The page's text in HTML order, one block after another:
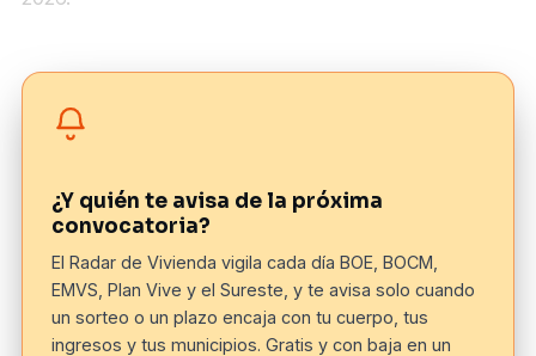
¿Y quién te avisa de la próxima
convocatoria?
El Radar de Vivienda vigila cada día BOE, BOCM,
EMVS, Plan Vive y el Sureste, y te avisa solo cuando
un sorteo o un plazo encaja con tu cuerpo, tus
ingresos y tus municipios. Gratis y con baja en un